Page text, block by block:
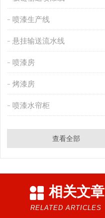
喷漆生产线
悬挂输送流水线
喷漆房
烤漆房
喷漆水帘柜
查看全部
相关文章
RELATED ARTICLES